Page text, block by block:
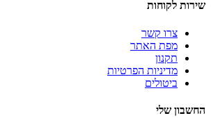
שירות לקוחות
צרו קשר
מפת האתר
תקנון
מדיניות הפרטיות
ביטולים
החשבון שלי